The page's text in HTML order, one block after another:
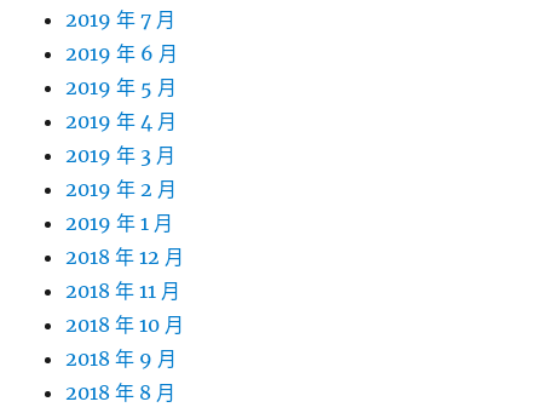
2019 年 7 月
2019 年 6 月
2019 年 5 月
2019 年 4 月
2019 年 3 月
2019 年 2 月
2019 年 1 月
2018 年 12 月
2018 年 11 月
2018 年 10 月
2018 年 9 月
2018 年 8 月